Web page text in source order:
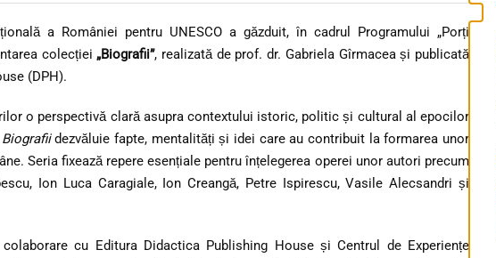
a României pentru UNESCO a găzduit, în cadrul Programului „Porți
colecției„Biografii”, realizată de prof. dr. Gabriela Gîrmacea și publicată
(DPH).
o perspectivă clară asupra contextului istoric, politic și cultural al epocilor
Biografiidezvăluie fapte, mentalități și idei care au contribuit la formarea unor
Seria fixează repere esențiale pentru înțelegerea operei unor autori precum
Ion Luca Caragiale, Ion Creangă, Petre Ispirescu, Vasile Alecsandri și
cu Editura Didactica Publishing House și Centrul de Experiențe